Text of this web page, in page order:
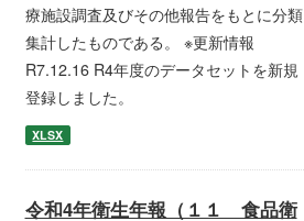
療施設調査及びその他報告をもとに分類
集計したものである。 ※更新情報
R7.12.16 R4年度のデータセットを新規
登録しました。
XLSX
令和4年衛生年報（１１ 食品衛